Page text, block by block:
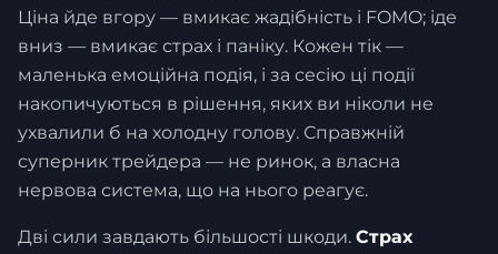
Ціна йде вгору — вмикає жадібність і FOMO; іде
вниз — вмикає страх і паніку. Кожен тік —
маленька емоційна подія, і за сесію ці події
накопичуються в рішення, яких ви ніколи не
ухвалили б на холодну голову. Справжній
суперник трейдера — не ринок, а власна
нервова система, що на нього реагує.
Дві сили завдають більшості шкоди. Страх